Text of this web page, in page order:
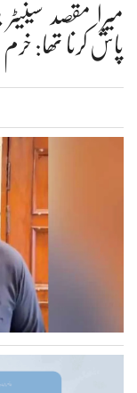
میرا مقصد
پاش کرنا تھا: